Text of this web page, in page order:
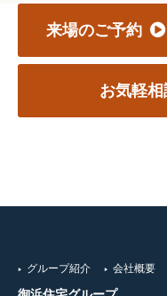
来場のご予約
お気軽
グループ紹介 会社概要